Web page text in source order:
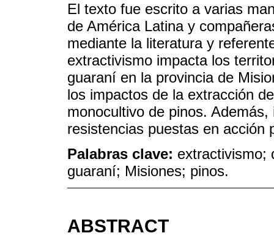
El texto fue escrito a varias
de América Latina y
mediante la literatura y
extractivismo impacta los
guaraní en la provincia de
los impactos de la extracción
monocultivo de pinos.
resistencias puestas en acción
Palabras clave: extractivismo;
guaraní; Misiones; pinos.
ABSTRACT